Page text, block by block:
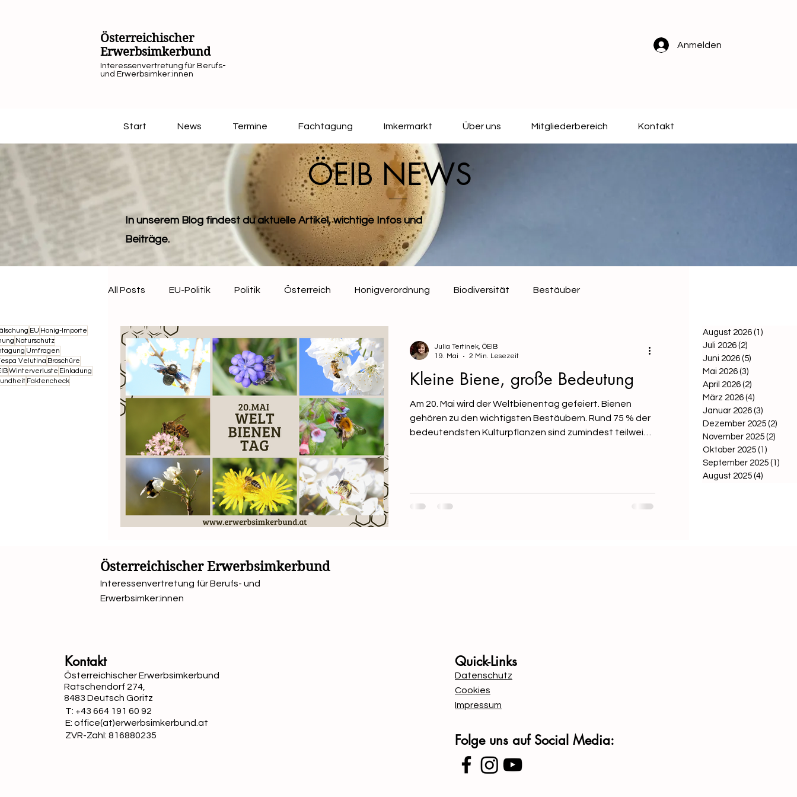
Österreichischer
Erwerbsimkerbund
Interessenvertretung für Berufs-
und Erwerbsimker:innen
Anmelden
Start News Termine Fachtagung Imkermarkt Über uns Mitgliederbereich Kontakt
ÖEIB NEWS
In unserem Blog findest du aktuelle Artikel, wichtige Infos und
Beiträge.
EU Honig-Importe
Naturschutz
Umfragen
Velutina Broschüre
Winterverluste Einladung
Faktencheck
All Posts EU-Politik Politik Österreich Honigverordnung Biodiversität Bestäuber
Landwirtschaft Termin Bienen Verbandsinformationen
Kleine Biene, große Bedeutung
Am 20. Mai wird der Weltbienentag gefeiert. Bienen
gehören zu den wichtigsten Bestäubern. Rund 75 % der
bedeutendsten Kulturpflanzen sind zumindest teilweise
vieler Wildpflanzen und tragen damit wesentlich zu
Julia Tertinek, ÖEIB
19. Mai
2 Min. Lesezeit
August 2026 (1)
Juli 2026 (2)
Juni 2026 (5)
Mai 2026 (3)
April 2026 (2)
März 2026 (4)
Januar 2026 (3)
Dezember 2025 (2)
November 2025 (2)
Oktober 2025 (1)
September 2025 (1)
August 2025 (4)
Österreichischer Erwerbsimkerbund
Interessenvertretung für Berufs- und
Erwerbsimker:innen
Kontakt
Österreichischer Erwerbsimkerbund
Ratschendorf 274,
8483 Deutsch Goritz
T: +43 664 191 60 92
E: office(at)erwerbsimkerbund.at
ZVR-Zahl: 816880235
Quick-Links
Datenschutz
Cookies
Impressum
Folge uns auf Social Media: